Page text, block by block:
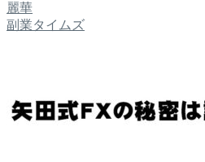
麗華
副業タイムズ